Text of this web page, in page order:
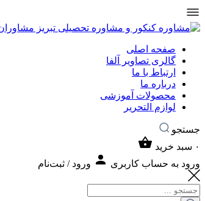
صفحه اصلی
گالری تصاویر آلفا
ارتباط با ما
درباره ما
محصولات آموزشی
لوازم التحریر
جستجو
۰ سبد خرید
ورود به حساب کاربری
ورود / ثبت‌نام